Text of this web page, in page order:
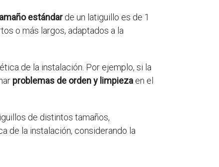
estándarde un latiguillo es de 1
o más largos, adaptados a la
de la instalación. Por ejemplo, si la
problemas de orden y limpieza en el
de distintos tamaños,
de la instalación, considerando la